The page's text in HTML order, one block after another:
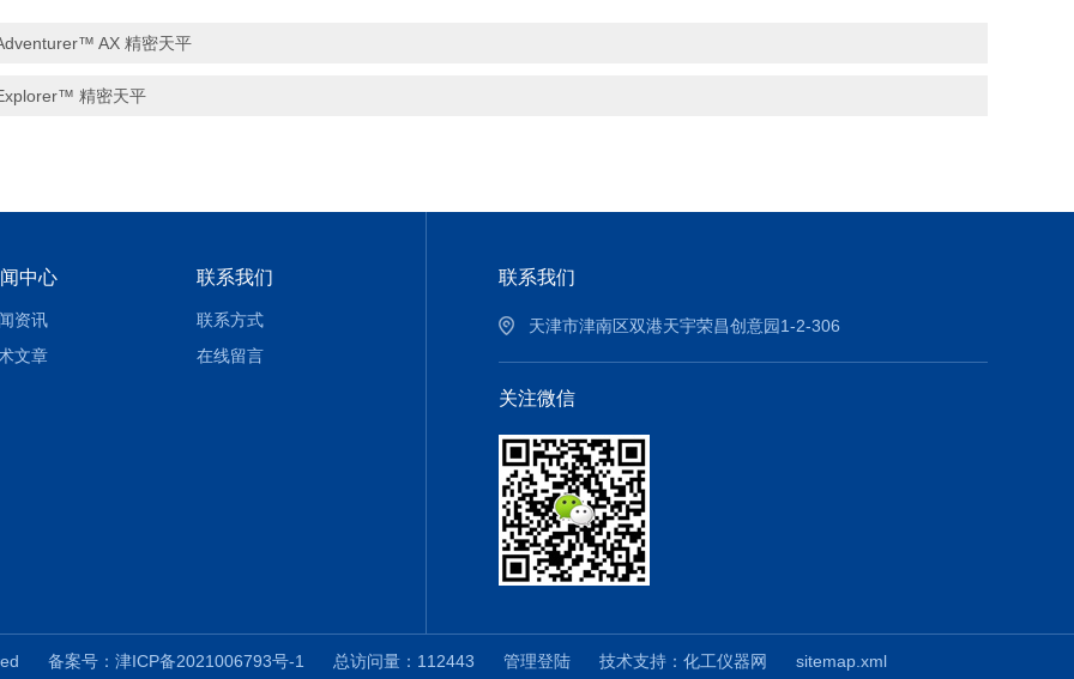
AX 精密天平
精密天平
中心
资讯
文章
联系我们
联系方式
在线留言
联系我们
天津市津南区双港天宇荣昌创意园1-2-306
关注微信
备案号：津ICP备2021006793号-1 总访问量：112443 管理登陆 技术支持： 化工仪器网 sitemap.xml